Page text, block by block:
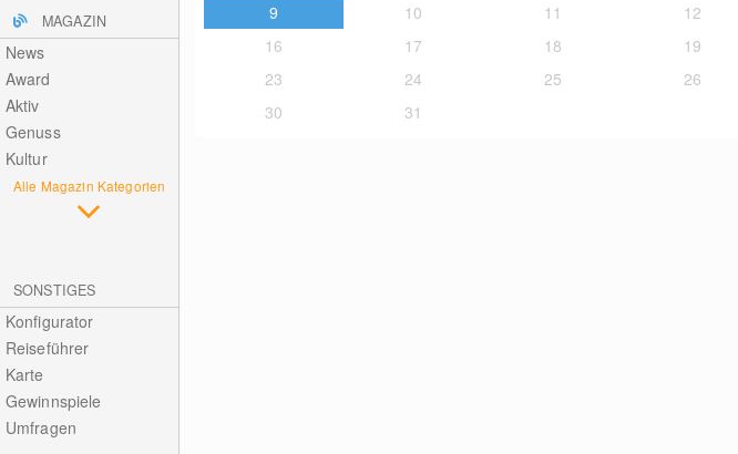
MAGAZIN
News
Award
Aktiv
Genuss
Kultur
Alle Magazin Kategorien
SONSTIGES
Konfigurator
Reiseführer
Karte
Gewinnspiele
Umfragen
9
10 11 12
16
17 18 19
23
24 25 26
30
31